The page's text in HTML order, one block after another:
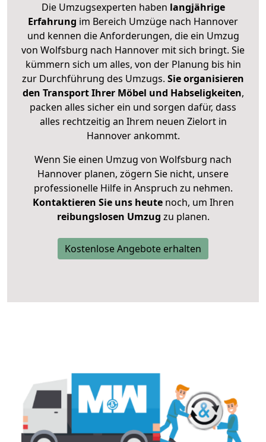
Die Umzugsexperten haben langjährige
Erfahrung im Bereich Umzüge nach Hannover
und kennen die Anforderungen, die ein Umzug
von Wolfsburg nach Hannover mit sich bringt. Sie
kümmern sich um alles, von der Planung bis hin
zur Durchführung des Umzugs. Sie organisieren
den Transport Ihrer Möbel und Habseligkeiten,
packen alles sicher ein und sorgen dafür, dass
alles rechtzeitig an Ihrem neuen Zielort in
Hannover ankommt.
Wenn Sie einen Umzug von Wolfsburg nach
Hannover planen, zögern Sie nicht, unsere
professionelle Hilfe in Anspruch zu nehmen.
Kontaktieren Sie uns heutenoch, um Ihren
reibungslosen Umzug zu planen.
Kostenlose Angebote erhalten